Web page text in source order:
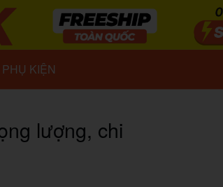
PHỤ KIỆN
lượng, chi